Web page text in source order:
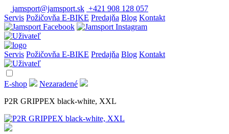
jamsport@jamsport.sk +421 908 128 057
Servis Požičovňa E-BIKE Predajňa Blog Kontakt
Servis Požičovňa E-BIKE Predajňa Blog Kontakt
E-shop
Nezaradené
P2R GRIPPEX black-white, XXL